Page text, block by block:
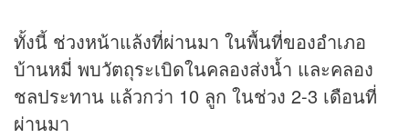
ทั้งนี้ ช่วงหน้าแล้งที่ผ่านมา ในพื้นที่ของอำเภอ
บ้านหมี่ พบวัตถุระเบิดในคลองส่งน้ำ และคลอง
ชลประทาน แล้วกว่า 10 ลูก ในช่วง 2-3 เดือนที่
ผ่านมา